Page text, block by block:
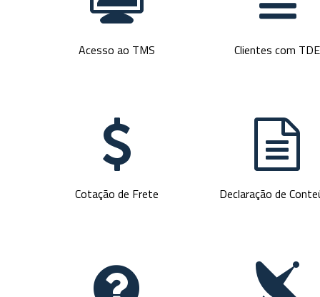
Acesso ao TMS Clientes com TDE
[
Cotação de Frete
=
Declaração de